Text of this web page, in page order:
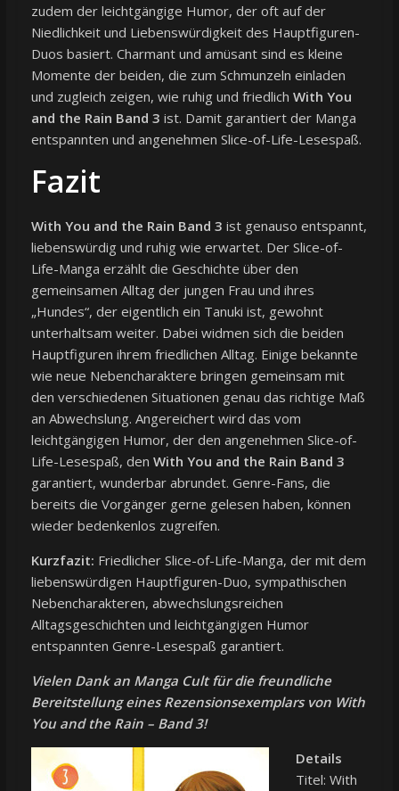
zudem der leichtgängige Humor, der oft auf der
Niedlichkeit und Liebenswürdigkeit des Hauptfiguren-
Duos basiert. Charmant und amüsant sind es kleine
Momente der beiden, die zum Schmunzeln einladen
und zugleich zeigen, wie ruhig und friedlich With You
and the Rain Band 3 ist. Damit garantiert der Manga
entspannten und angenehmen Slice-of-Life-Lesespaß.
Fazit
With You and the Rain Band 3 ist genauso entspannt,
liebenswürdig und ruhig wie erwartet. Der Slice-of-
Life-Manga erzählt die Geschichte über den
gemeinsamen Alltag der jungen Frau und ihres
„Hundes“, der eigentlich ein Tanuki ist, gewohnt
unterhaltsam weiter. Dabei widmen sich die beiden
Hauptfiguren ihrem friedlichen Alltag. Einige bekannte
wie neue Nebencharaktere bringen gemeinsam mit
den verschiedenen Situationen genau das richtige Maß
an Abwechslung. Angereichert wird das vom
leichtgängigen Humor, der den angenehmen Slice-of-
Life-Lesespaß, den With You and the Rain Band 3
garantiert, wunderbar abrundet. Genre-Fans, die
bereits die Vorgänger gerne gelesen haben, können
wieder bedenkenlos zugreifen.
Kurzfazit: Friedlicher Slice-of-Life-Manga, der mit dem
liebenswürdigen Hauptfiguren-Duo, sympathischen
Nebencharakteren, abwechslungsreichen
Alltagsgeschichten und leichtgängigen Humor
entspannten Genre-Lesespaß garantiert.
Vielen Dank anManga Cultfür die freundliche
Bereitstellung eines Rezensionsexemplars von With
You and the Rain – Band 3!
Details
Titel: With